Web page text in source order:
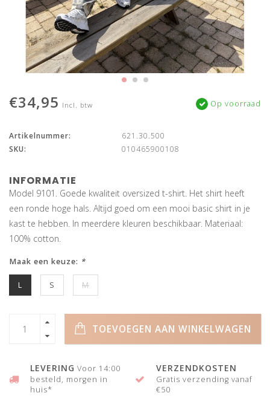
€34,95 Incl. btw Op voorraad
Artikelnummer:
621.30.500
SKU:
010465900108
INFORMATIE
Model 9101. Goede kwaliteit oversized t-shirt. Het shirt heeft
een ronde hoge hals. Altijd goed om een mooi basic shirt in je
kast te hebben. In meerdere kleuren beschikbaar. Materiaal:
100% cotton.
Maak een keuze: *
L S M
TOEVOEGEN AAN WINKELWAGEN
LEVERING Voor 14:00
besteld, morgen in
huis*
VERZENDKOSTEN
Gratis verzending vanaf
€50